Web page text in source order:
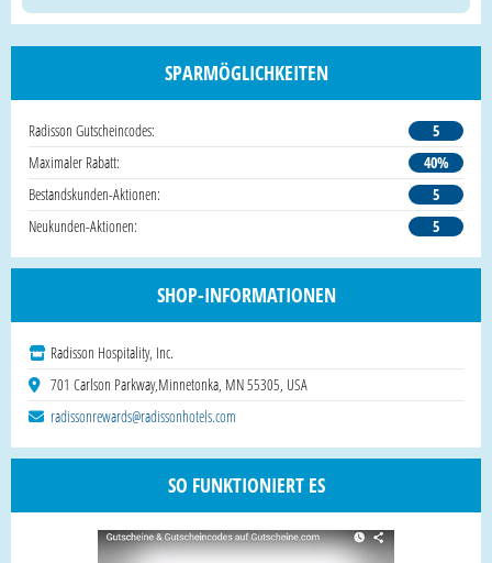
SPARMÖGLICHKEITEN
Radisson Gutscheincodes:
5
Maximaler Rabatt:
40%
Bestandskunden-Aktionen:
5
Neukunden-Aktionen:
5
SHOP-INFORMATIONEN
Radisson Hospitality, Inc.
701 Carlson Parkway,Minnetonka, MN 55305, USA
radissonrewards@radissonhotels.com
SO FUNKTIONIERT ES